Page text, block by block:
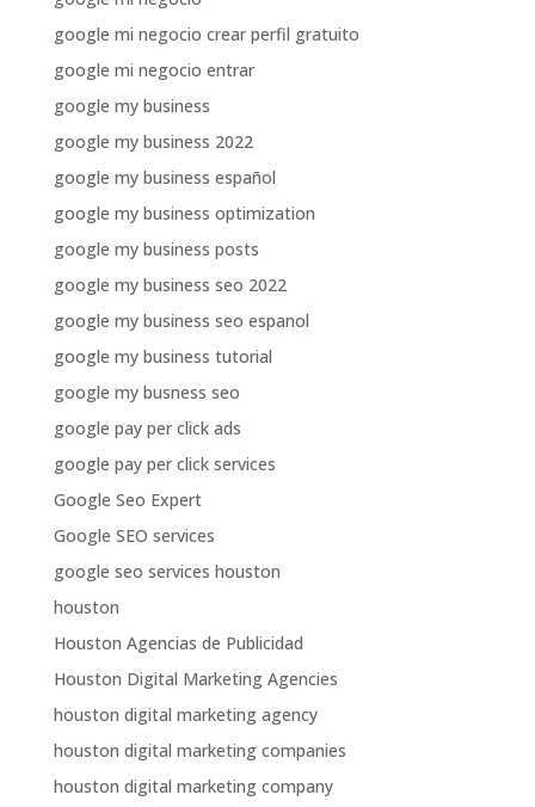
google mi negocio crear perfil gratuito
google mi negocio entrar
google my business
google my business 2022
google my business español
google my business optimization
google my business posts
google my business seo 2022
google my business seo espanol
google my business tutorial
google my busness seo
google pay per click ads
google pay per click services
Google Seo Expert
Google SEO services
google seo services houston
houston
Houston Agencias de Publicidad
Houston Digital Marketing Agencies
houston digital marketing agency
houston digital marketing companies
houston digital marketing company